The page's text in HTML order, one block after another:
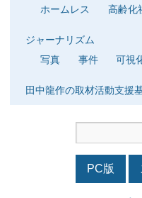
ホームレス
高齢化
ジャーナリズム
写真
事件 可視
田中龍作の取材活動支援
PC版